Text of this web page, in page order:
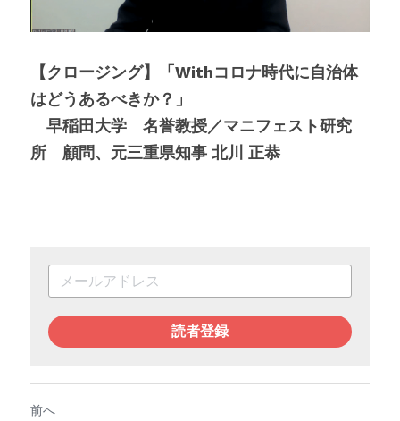
【クロージング】「Withコロナ時代に自治体
はどうあるべきか？」
早稲田大学　名誉教授／マニフェスト研究
所　顧問、元三重県知事 北川 正恭
読者登録
前へ